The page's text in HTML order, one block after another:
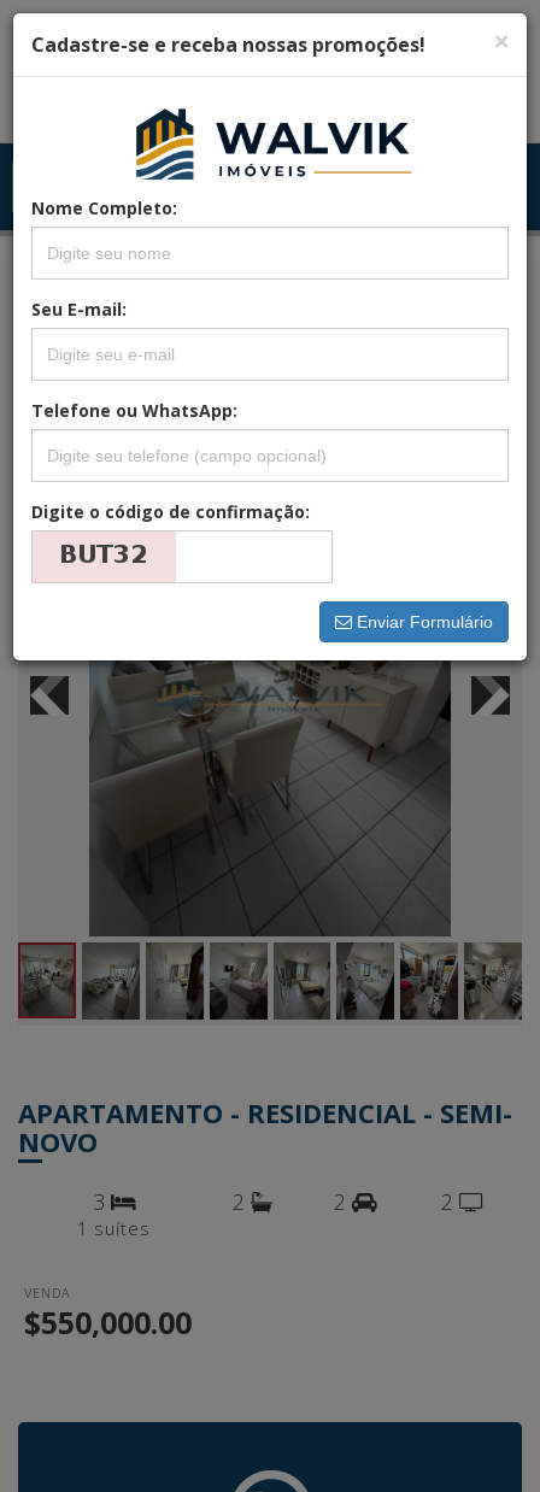
Principal
REFERÊNCIA: ILHAMIKONOS.BL.10
APARTAMENTO À VENDA NA
IMBIRIBEIRA COM 90M²!
APARTAMENTO - RESIDENCIAL - SEMI-
NOVO
3
1 suítes
2 2 2
VENDA
$550,000.00
×
Cadastre-se e receba nossas promoções!
Nome Completo:
Seu E-mail:
Telefone ou WhatsApp:
Digite o código de confirmação:
Enviar Formulário